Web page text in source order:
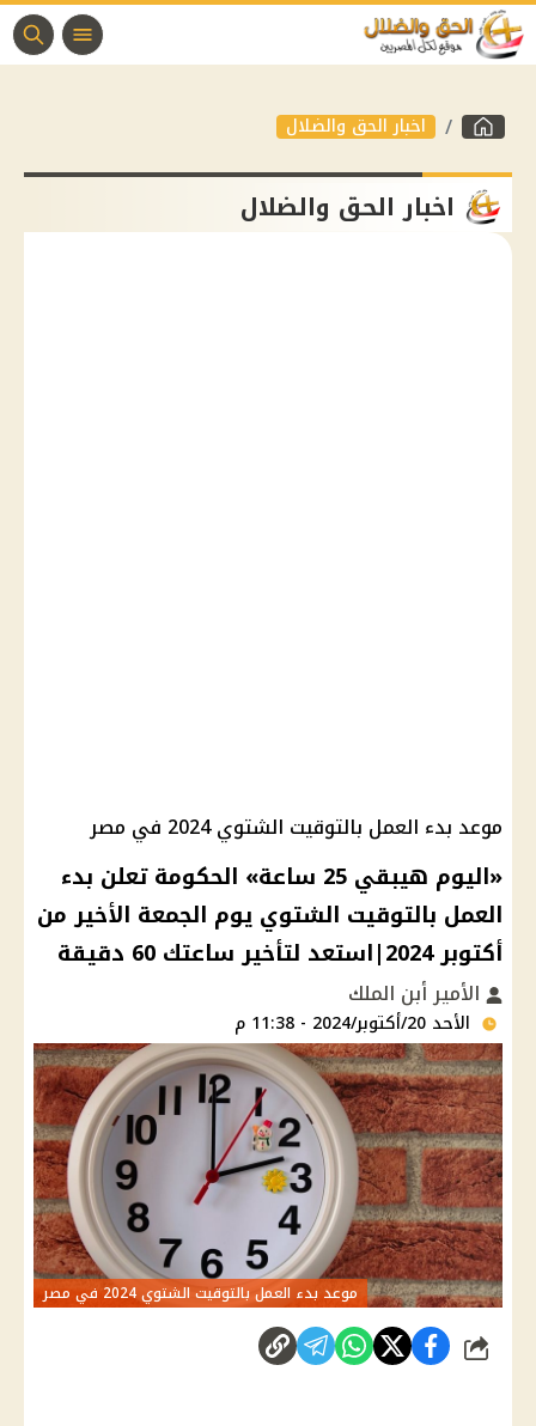
اخبار الحق والضلال
اخبار الحق والضلال
موعد بدء العمل بالتوقيت الشتوي 2024 في مصر
«اليوم هيبقي 25 ساعة» الحكومة تعلن بدء
العمل بالتوقيت الشتوي يوم الجمعة الأخير من
أكتوبر 2024|استعد لتأخير ساعتك 60 دقيقة
الأمير أبن الملك
الأحد 20/أكتوبر/2024 - 11:38 م
موعد بدء العمل بالتوقيت الشتوي 2024 في مصر
شارك